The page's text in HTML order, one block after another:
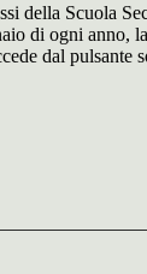
della Scuola
di ogni anno,
dal pulsante